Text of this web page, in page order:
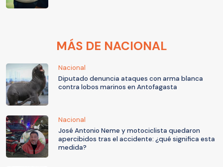
MÁS DE NACIONAL
Nacional
Diputado denuncia ataques con arma blanca
contra lobos marinos en Antofagasta
Nacional
José Antonio Neme y motociclista quedaron
apercibidos tras el accidente: ¿qué significa esta
medida?